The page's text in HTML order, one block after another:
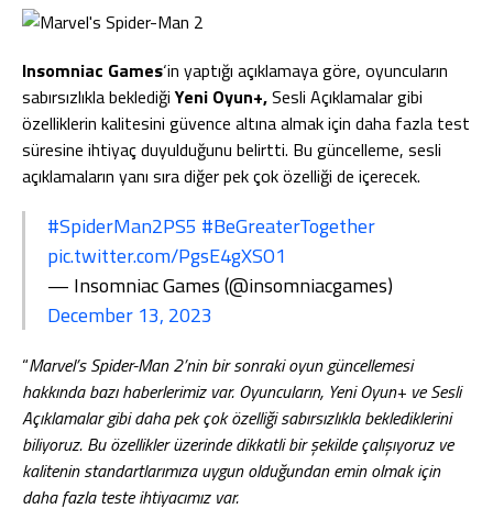
Insomniac Games‘in yaptığı açıklamaya göre, oyuncuların
sabırsızlıkla beklediğiYeni Oyun+,Sesli Açıklamalar gibi
özelliklerin kalitesini güvence altına almak için daha fazla test
süresine ihtiyaç duyulduğunu belirtti. Bu güncelleme, sesli
açıklamaların yanı sıra diğer pek çok özelliği de içerecek.
#SpiderMan2PS5 #BeGreaterTogether
pic.twitter.com/PgsE4gXSO1
— Insomniac Games (@insomniacgames)
December 13, 2023
“Marvel’s Spider-Man 2’nin bir sonraki oyun güncellemesi
hakkında bazı haberlerimiz var. Oyuncuların, Yeni Oyun+ ve Sesli
Açıklamalar gibi daha pek çok özelliği sabırsızlıkla beklediklerini
biliyoruz. Bu özellikler üzerinde dikkatli bir şekilde çalışıyoruz ve
kalitenin standartlarımıza uygun olduğundan emin olmak için
daha fazla teste ihtiyacımız var.